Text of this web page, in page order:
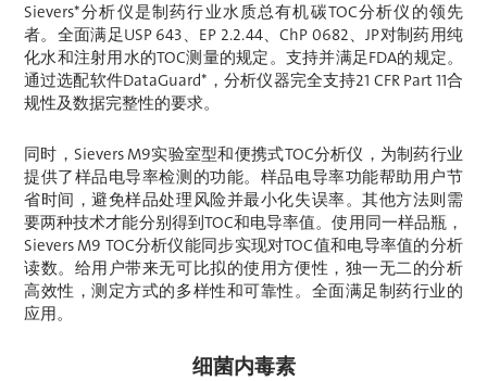
Sievers*分析仪是制药行业水质总有机碳TOC分析仪的领先
者。全面满足USP 643、EP 2.2.44、ChP 0682、JP对制药用纯
化水和注射用水的TOC测量的规定。支持并满足FDA的规定。
通过选配软件DataGuard*，分析仪器完全支持21 CFR Part 11合
规性及数据完整性的要求。
同时，Sievers M9实验室型和便携式TOC分析仪，为制药行业
提供了样品电导率检测的功能。样品电导率功能帮助用户节
省时间，避免样品处理风险并最小化失误率。其他方法则需
要两种技术才能分别得到TOC和电导率值。使用同一样品瓶，
Sievers M9 TOC分析仪能同步实现对TOC值和电导率值的分析
读数。给用户带来无可比拟的使用方便性，独一无二的分析
高效性，测定方式的多样性和可靠性。全面满足制药行业的
应用。
细菌内毒素